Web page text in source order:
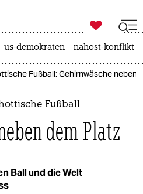
ich
ich

taz zahl ich
us-demokraten nahost-konflikt
Fußball: Gehirnwäsche neben
Fußball
dem Platz
Ball und die Welt